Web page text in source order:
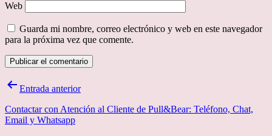
Web
Guarda mi nombre, correo electrónico y web en este navegador
para la próxima vez que comente.
Navegación
entradas
Entrada anterior
Contactar con Atención al Cliente de Pull&Bear: Teléfono, Chat,
Email y Whatsapp